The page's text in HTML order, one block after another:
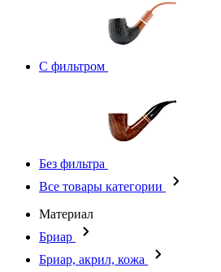
С фильтром
Без фильтра
Все товары категории
Материал
Бриар
Бриар, акрил, кожа